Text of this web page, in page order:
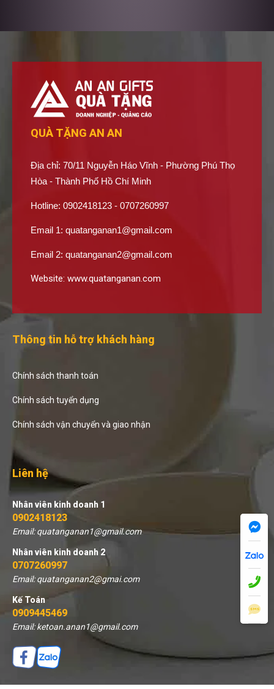
QUÀ TẶNG AN AN
Địa chỉ: 70/11 Nguyễn Háo Vĩnh - Phường Phú Thọ
Hòa - Thành Phố Hồ Chí Minh
Hotline: 0902418123 - 0707260997
Email 1: quatanganan1@gmail.com
Email 2: quatanganan2@gmail.com
Website: www.quatanganan.com
Thông tin hỗ trợ khách hàng
Chính sách thanh toán
Chính sách tuyển dụng
Chính sách vận chuyển và giao nhận
Liên hệ
Nhân viên kinh doanh 1
0902418123
Email: quatanganan1@gmail.com
Nhân viên kinh doanh 2
0707260997
Email: quatanganan2@gmai.com
Kế Toán
0909445469
Email: ketoan.anan1@gmail.com